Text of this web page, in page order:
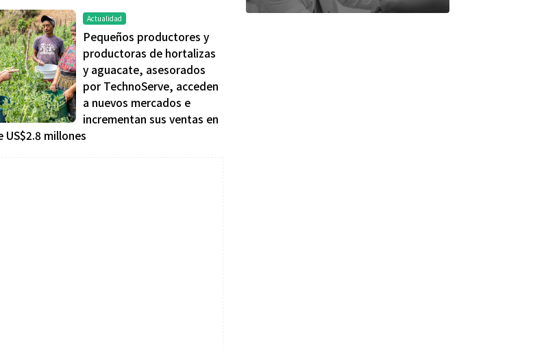
Actualidad
Pequeños productores y
productoras de hortalizas
y aguacate, asesorados
por TechnoServe, acceden
a nuevos mercados e
incrementan sus ventas en
US$2.8 millones